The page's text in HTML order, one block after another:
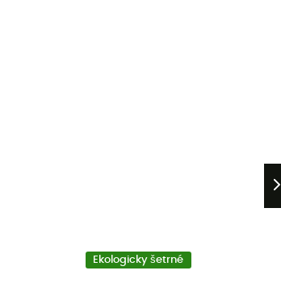
Ekologicky šetrné